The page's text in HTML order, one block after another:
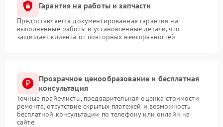
Гарантия на работы и запчасти
Предоставляется документированная гарантия на
выполненные работы и установленные детали, что
защищает клиента от повторных неисправностей
Прозрачное ценообразование и бесплатная
консультация
Точные прайс-листы, предварительная оценка стоимости
ремонта, отсутствие скрытых платежей и возможность
бесплатной консультации по телефону или онлайн на
сайте